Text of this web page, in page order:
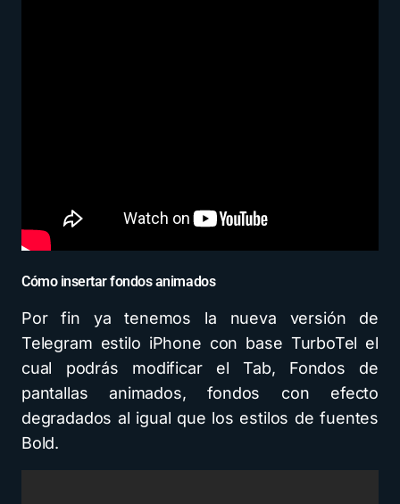
Cómo insertar fondos animados
Por fin ya tenemos la nueva versión de
Telegram estilo iPhone con base TurboTel el
cual podrás modificar el Tab, Fondos de
pantallas animados, fondos con efecto
degradados al igual que los estilos de fuentes
Bold.